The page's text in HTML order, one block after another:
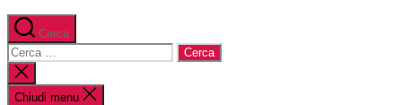
Cerca
Cerca:
Chiudi
la
ricerca
Chiudi menu